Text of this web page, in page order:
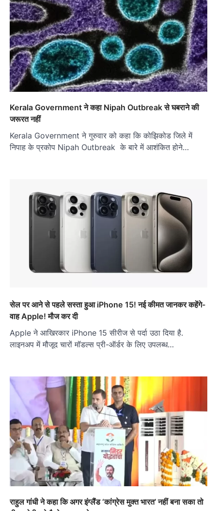
Kerala Government ने कहा Nipah Outbreak से घबराने की
जरूरत नहीं
Kerala Government ने गुरुवार को कहा कि कोझिकोड जिले में
निपाह के प्रकोप Nipah Outbreak के बारे में आशंकित होने…
सेल पर आने से पहले सस्ता हुआ iPhone 15! नई कीमत जानकर कहेंगे-
वाह Apple! मौज कर दी
Apple ने आखिरकार iPhone 15 सीरीज से पर्दा उठा दिया है.
लाइनअप में मौजूद चारों मॉडल्स प्री-ऑर्डर के लिए उपलब्ध…
राहुल गांधी ने कहा कि अगर इंग्लैंड ‘कांग्रेस मुक्त भारत’ नहीं बना सका तो